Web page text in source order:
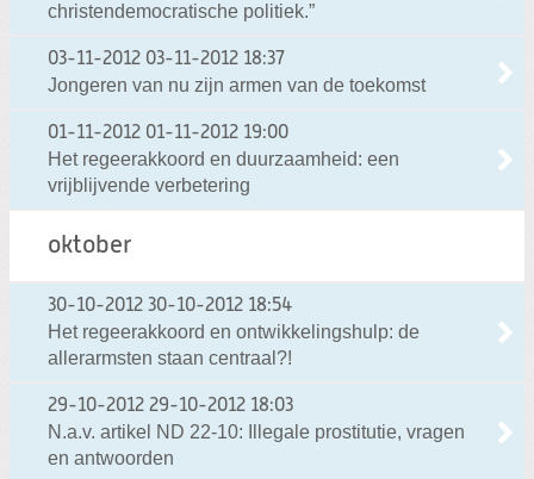
christendemocratische politiek.”
03-11-2012 03-11-2012 18:37
Jongeren van nu zijn armen van de toekomst
01-11-2012 01-11-2012 19:00
Het regeerakkoord en duurzaamheid: een
vrijblijvende verbetering
oktober
30-10-2012 30-10-2012 18:54
Het regeerakkoord en ontwikkelingshulp: de
allerarmsten staan centraal?!
29-10-2012 29-10-2012 18:03
N.a.v. artikel ND 22-10: Illegale prostitutie, vragen
en antwoorden